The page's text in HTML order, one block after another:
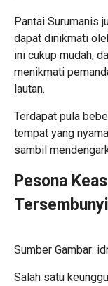
Pantai Surumanis
dapat dinikmati
ini cukup mudah,
menikmati
lautan.
Terdapat pula
tempat yang
sambil
Pesona
Tersembunyi
Sumber Gambar:
Salah satu